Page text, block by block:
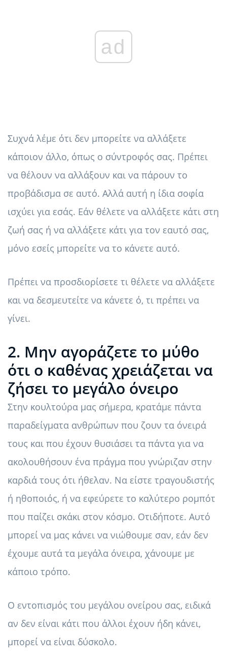
ad
Συχνά λέμε ότι δεν μπορείτε να αλλάξετε
κάποιον άλλο, όπως ο σύντροφός σας. Πρέπει
να θέλουν να αλλάξουν και να πάρουν το
προβάδισμα σε αυτό. Αλλά αυτή η ίδια σοφία
ισχύει για εσάς. Εάν θέλετε να αλλάξετε κάτι στη
ζωή σας ή να αλλάξετε κάτι για τον εαυτό σας,
μόνο εσείς μπορείτε να το κάνετε αυτό.
Πρέπει να προσδιορίσετε τι θέλετε να αλλάξετε
και να δεσμευτείτε να κάνετε ό, τι πρέπει να
γίνει.
2. Μην αγοράζετε το μύθο
ότι ο καθένας χρειάζεται να
ζήσει το μεγάλο όνειρο
Στην κουλτούρα μας σήμερα, κρατάμε πάντα
παραδείγματα ανθρώπων που ζουν τα όνειρά
τους και που έχουν θυσιάσει τα πάντα για να
ακολουθήσουν ένα πράγμα που γνώριζαν στην
καρδιά τους ότι ήθελαν. Να είστε τραγουδιστής
ή ηθοποιός, ή να εφεύρετε το καλύτερο ρομπότ
που παίζει σκάκι στον κόσμο. Οτιδήποτε. Αυτό
μπορεί να μας κάνει να νιώθουμε σαν, εάν δεν
έχουμε αυτά τα μεγάλα όνειρα, χάνουμε με
κάποιο τρόπο.
Ο εντοπισμός του μεγάλου ονείρου σας, ειδικά
αν δεν είναι κάτι που άλλοι έχουν ήδη κάνει,
μπορεί να είναι δύσκολο.